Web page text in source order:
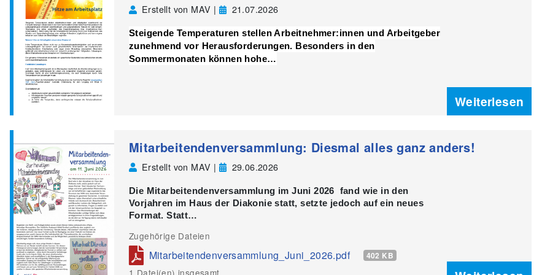
Erstellt von MAV | 21.07.2026
Steigende Temperaturen stellen Arbeitnehmer:innen und Arbeitgeber
zunehmend vor Herausforderungen. Besonders in den
Sommermonaten können hohe…
Weiterlesen
Mitarbeitendenversammlung: Diesmal alles ganz anders!
Erstellt von MAV | 29.06.2026
Die Mitarbeitendenversammlung im Juni 2026 fand wie in den
Vorjahren im Haus der Diakonie statt, setzte jedoch auf ein neues
Format. Statt…
Zugehörige Dateien
Mitarbeitendenversammlung_Juni_2026.pdf 402 KB